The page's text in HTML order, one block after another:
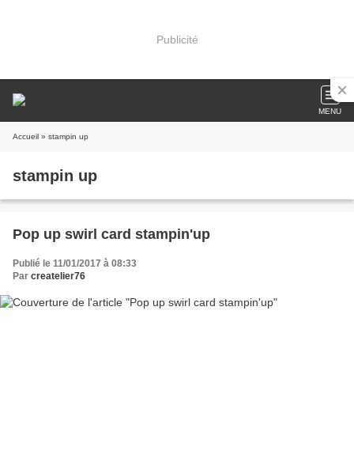
Publicité
MENU
Accueil » stampin up
stampin up
Pop up swirl card stampin'up
Publié le 11/01/2017 à 08:33
Par createlier76